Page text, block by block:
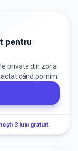
pentru
private din zona
când pornim.
3 luni gratuit.